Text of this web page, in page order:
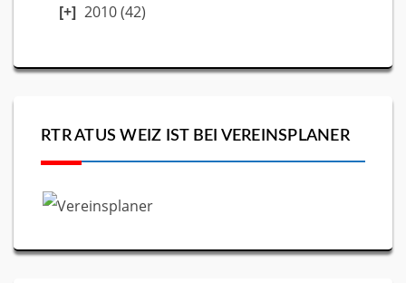
2010(42)
RTR ATUS WEIZ IST BEI VEREINSPLANER